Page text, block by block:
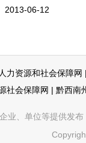
2013-06-12
力资源和社会保障网 |
社会保障网 | 黔西南
业、单位等提供发